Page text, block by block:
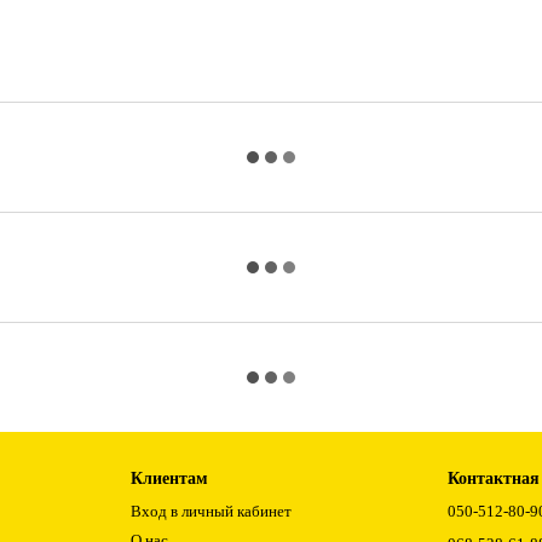
Клиентам
Вход в личный кабинет
050-512-80-